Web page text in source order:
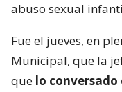
abuso sexual
Fue el jueves, en
Municipal, que la
que lo conversado